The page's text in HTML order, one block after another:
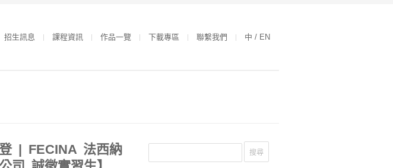
招生訊息 課程資訊 作品一覽 下載專區 聯繫我們 中 / EN
登 | FECINA 法西納